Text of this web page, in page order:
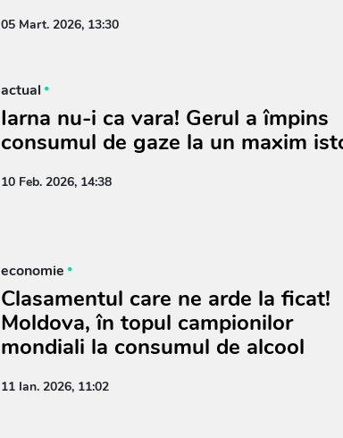
05 Mart. 2026, 13:30
actual
Iarna nu-i ca vara! Gerul a împins
consumul de gaze la un maxim
10 Feb. 2026, 14:38
economie
Clasamentul care ne arde la ficat!
Moldova, în topul campionilor
mondiali la consumul de alcool
11 Ian. 2026, 11:02